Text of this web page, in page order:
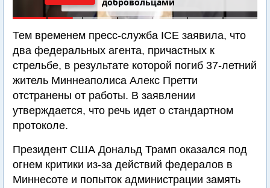
добровольцами
Тем временем пресс-служба ICE заявила, что
два федеральных агента, причастных к
стрельбе, в результате которой погиб 37-летний
житель Миннеаполиса Алекс Претти
отстранены от работы. В заявлении
утверждается, что речь идет о стандартном
протоколе.
Президент США Дональд Трамп оказался под
огнем критики из-за действий федералов в
Миннесоте и попыток администрации замять